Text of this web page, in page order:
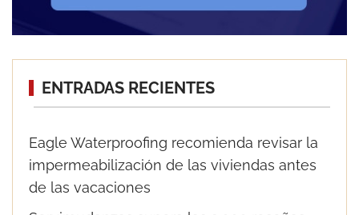
ENTRADAS RECIENTES
Eagle Waterproofing recomienda revisar la
impermeabilización de las viviendas antes
de las vacaciones